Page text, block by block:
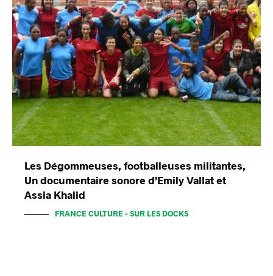
Les Dégommeuses, footballeuses militantes,
Un documentaire sonore d’Emily Vallat et
Assia Khalid
FRANCE CULTURE - SUR LES DOCKS